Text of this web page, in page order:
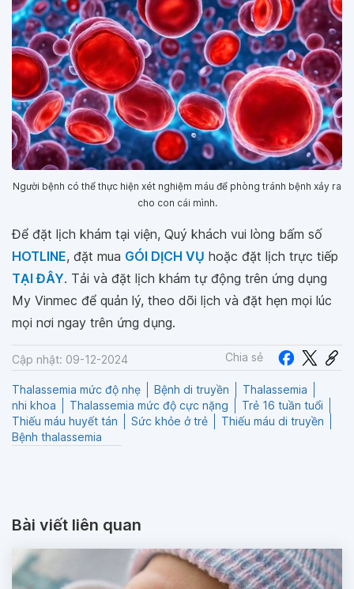
Người bệnh có thể thực hiện xét nghiệm máu để phòng tránh bệnh xảy ra
cho con cái mình.
Để đặt lịch khám tại viện, Quý khách vui lòng bấm số
HOTLINE, đặt mua GÓI DỊCH VỤ hoặc đặt lịch trực tiếp
TẠI ĐÂY. Tải và đặt lịch khám tự động trên ứng dụng
My Vinmec để quản lý, theo dõi lịch và đặt hẹn mọi lúc
mọi nơi ngay trên ứng dụng.
Cập nhật: 09-12-2024 Chia sẻ
Thalassemia mức độ nhẹ Bệnh di truyền
Thalassemia
nhi khoa
Thalassemia mức độ cực nặng
Trẻ 16 tuần tuổi
Thiếu máu huyết tán
Sức khỏe ở trẻ
Thiếu máu di truyền
Bệnh thalassemia
Bài viết liên quan